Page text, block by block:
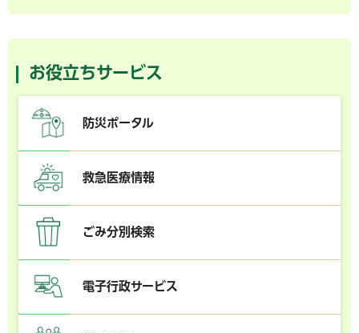
お役立ちサービス
防災ポータル
救急医療情報
ごみ分別検索
電子行政サービス